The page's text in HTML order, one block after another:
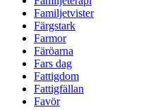
Familjetvister
Färgstark
Farmor
Färöarna
Fars dag
Fattigdom
Fattigfällan
Favör